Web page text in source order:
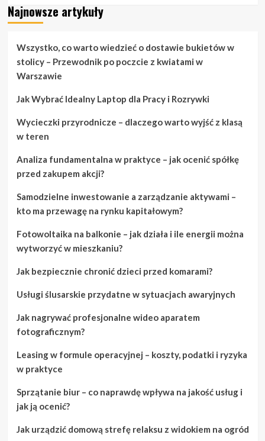
about
na
koszykówkę
szybko,
to
Najnowsze artykuły
Wszystko, co warto wiedzieć o dostawie bukietów w
stolicy – Przewodnik po poczcie z kwiatami w
Warszawie
Jak Wybrać Idealny Laptop dla Pracy i Rozrywki
Wycieczki przyrodnicze – dlaczego warto wyjść z klasą
w teren
Analiza fundamentalna w praktyce – jak ocenić spółkę
przed zakupem akcji?
Samodzielne inwestowanie a zarządzanie aktywami –
kto ma przewagę na rynku kapitałowym?
Fotowoltaika na balkonie – jak działa i ile energii można
wytworzyć w mieszkaniu?
Jak bezpiecznie chronić dzieci przed komarami?
Usługi ślusarskie przydatne w sytuacjach awaryjnych
Jak nagrywać profesjonalne wideo aparatem
fotograficznym?
Leasing w formule operacyjnej – koszty, podatki i ryzyka
w praktyce
Sprzątanie biur – co naprawdę wpływa na jakość usług i
jak ją ocenić?
Jak urządzić domową strefę relaksu z widokiem na ogród